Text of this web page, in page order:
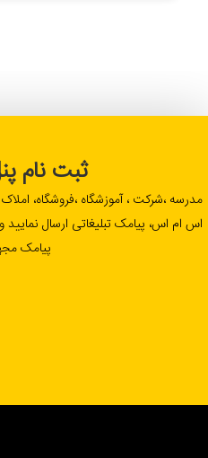
ثبت نام
مدرسه ،شرکت ، آموزشگاه ،فروشگاه،
اس ام اس، پیامک تبلیغاتی ارسال نمایید و
پیامک